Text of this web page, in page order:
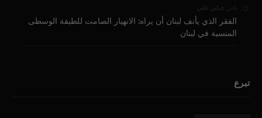
نادر جبلي على
الفقر الذي يأنف لبنان أن يراه: الانهيار الصامت للطبقة الوسطى
المنسية في لبنان
تبرع